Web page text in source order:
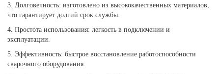
3. Долговечность: изготовлено из высококачественных материалов,
что гарантирует долгий срок службы.
4. Простота использования: легкость в подключении и
эксплуатации.
5. Эффективность: быстрое восстановление работоспособности
сварочного оборудования.